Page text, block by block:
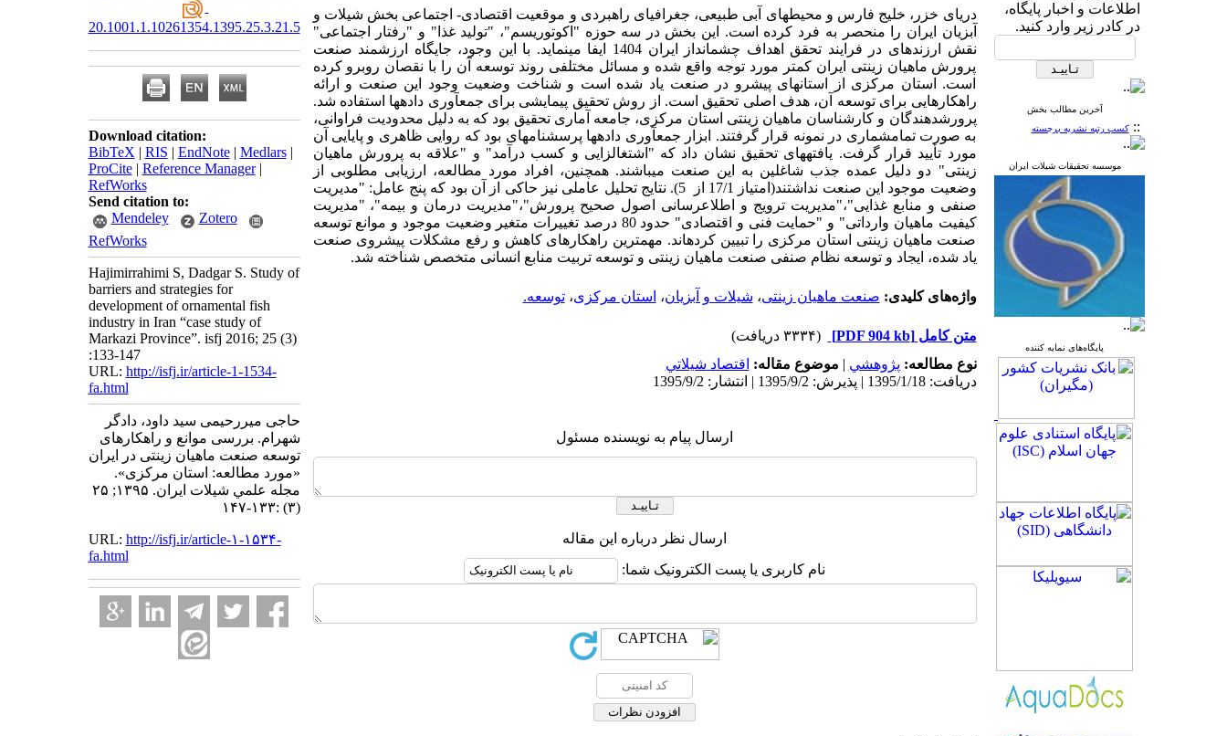
اطلاعات و اخبار پایگاه،
در کادر زیر وارد کنید.
آخرین مطالب بخش
::کسب رتبه نشریه برجسته
موسسه تحقیقات شیلات ایران
پایگاه‌های نمایه کننده
دریای خزر، خلیج فارس و محیط­های آبی طبیعی، جغرافیای راهبردی و موقعیت اقتصادی- اجتماعی بخش شیلات و
آبزیان ایران را منحصر به فرد کرده است. این بخش در سه حوزه "اکوتوریسم"، "تولید غذا" و "رفتار اجتماعی"
نقش ارزنده­ای در فرایند تحقق اهداف چشم­انداز ایران 1404 ایفا می­نماید. با این وجود، جایگاه ارزشمند صنعت
پرورش ماهیان زینتی ایران کمتر مورد توجه واقع شده و مسائل مختلفی روند توسعه آن را با نقصان روبرو کرده
است. استان مرکزی از استان­های پیشرو در صنعت یاد شده است و شناخت وضعیت وجود این صنعت و ارائه
راهکارهایی برای توسعه آن، هدف اصلی تحقیق است. از روش تحقیق پیمایشی برای جمع­آوری داده­ها استفاده شد.
پرورش­دهند­گان و کارشناسان ماهیان زینتی استان مرکزی، جامعه آماری تحقیق بود که به دلیل محدودیت فراوانی،
به صورت تمام­شماری در نمونه قرار گرفتند. ابزار جمع­آوری داده­ها پرسشنامه­ای بود که روایی ظاهری و پایایی آن
مورد تأیید قرار گرفت. یافته­های تحقیق نشان داد که "اشتغال­زایی و کسب درآمد" و "علاقه به پرورش ماهیان
زینتی" دو دلیل عمده جذب شاغلین به این صنعت می­باشند. همچنین، ‌افراد مورد مطالعه، ارزیابی مطلوبی از
وضعیت موجود این صنعت نداشتند(امتیاز 17/1 از 5). نتایج تحلیل عاملی نیز حاکی از آن بود که پنج عامل: "مدیریت
صنفی و منابع غذایی"،"مدیریت ترویج و اطلاع­رسانی اصول صحیح پرورش"،"مدیریت درمان و بیمه"، "مدیریت
کیفیت ماهیان وارداتی" و "حمایت فنی و اقتصادی" حدود 80 درصد تغییرات متغیر وضعیت موجود و موانع توسعه
صنعت ماهیان زینتی استان مرکزی را تبیین کرده­اند. مهمترین راهکارهای کاهش و رفع مشکلات پیش­روی صنعت
یاد شده، ایجاد و توسعه نظام صنفی صنعت ماهیان زینتی و توسعه تربیت منابع انسانی متخصص ­شناخته شد.
واژه‌های کلیدی: صنعت ماهیان زینتی، شیلات و آبزیان، استان مرکزی،توسعه.
متن کامل[PDF 904 kb]
(۳۳۳۴ دریافت)
نوع مطالعه: پژوهشي | موضوع مقاله: اقتصاد شيلاتي
دریافت: 1395/1/18 | پذیرش: 1395/9/2 | انتشار: 1395/9/2
ارسال پیام به نویسنده مسئول
ارسال نظر درباره این مقاله
نام کاربری یا پست الکترونیک شما:
20.1001.1.10261354.1395.25.3.21.5
Download citation:
BibTeX | RIS | EndNote| Medlars|
ProCite| Reference Manager|
RefWorks
Send citation to:
Mendeley
Zotero
RefWorks
Hajimirrahimi S, Dadgar S. Study of
barriers and strategies for
development of ornamental fish
industry in Iran “case study of
Markazi Province”. isfj 2016; 25 (3)
:133-147
URL: http://isfj.ir/article-1-1534-
fa.html
حاجی میررحیمی سید داود، دادگر
شهرام. بررسی موانع و راهکارهای
توسعه صنعت ماهیان زینتی در ایران
«مورد مطالعه: استان مرکزی».
مجله علمي شيلات ايران. ۱۳۹۵; ۲۵
(۳) :۱۳۳-۱۴۷
URL: http://isfj.ir/article-۱-۱۵۳۴-
fa.html